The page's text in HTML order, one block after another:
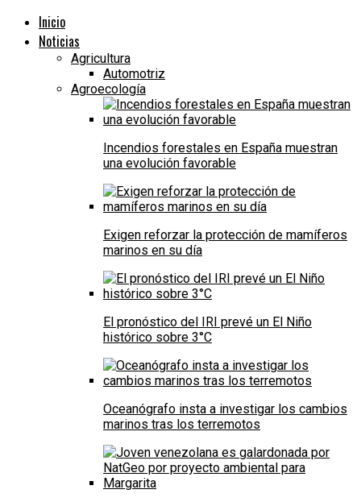
Inicio
Noticias
Agricultura
Automotriz
Agroecología
Incendios forestales en España muestran
una evolución favorable
Exigen reforzar la protección de mamíferos
marinos en su día
El pronóstico del IRI prevé un El Niño
histórico sobre 3°C
Oceanógrafo insta a investigar los cambios
marinos tras los terremotos